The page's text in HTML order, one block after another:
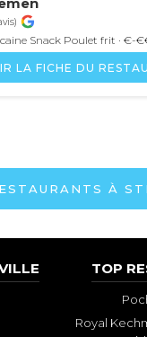
Snack Poulet frit · €-
LA FICHE DU
À
TOP
Royal